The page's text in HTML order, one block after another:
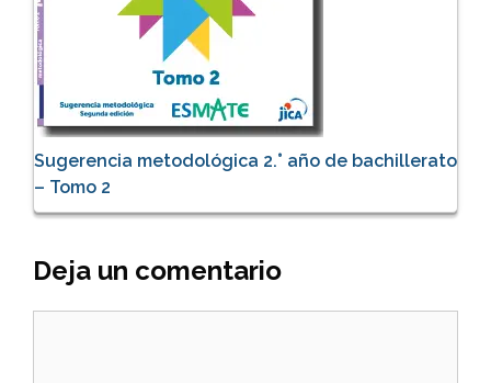
Sugerencia metodológica 2.° año de bachillerato
– Tomo 2
Deja un comentario